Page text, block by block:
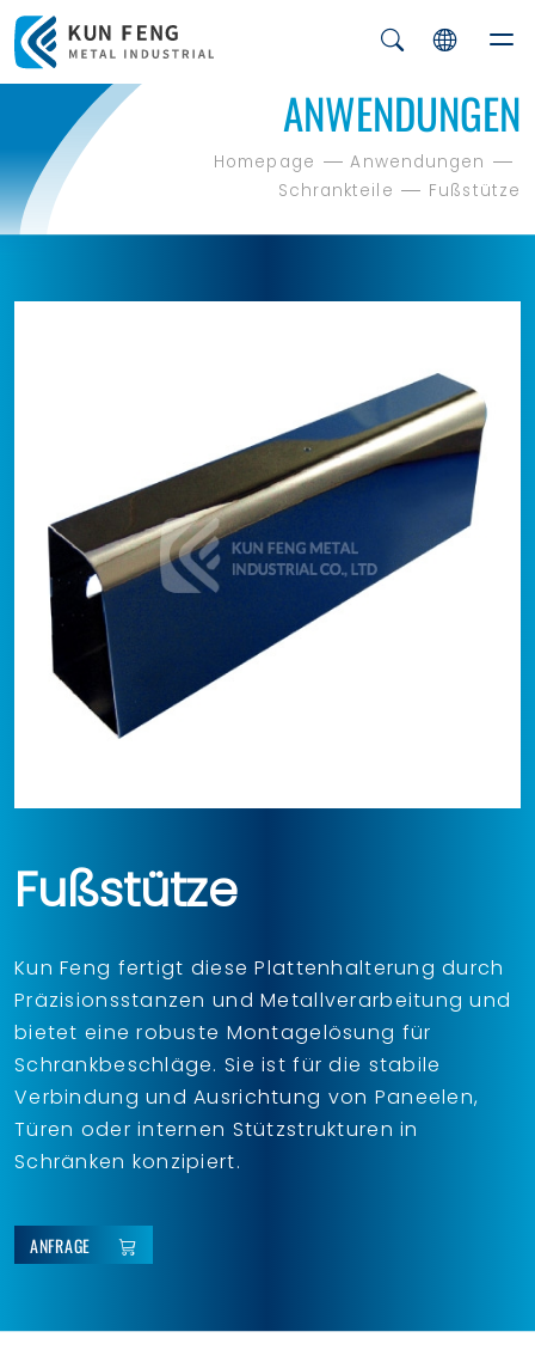
ANWENDUNGEN
Homepage
Anwendungen
Schrankteile
Fußstütze
Fußstütze
Kun Feng fertigt diese Plattenhalterung durch
Präzisionsstanzen und Metallverarbeitung und
bietet eine robuste Montagelösung für
Schrankbeschläge. Sie ist für die stabile
Verbindung und Ausrichtung von Paneelen,
Türen oder internen Stützstrukturen in
Schränken konzipiert.
ANFRAGE